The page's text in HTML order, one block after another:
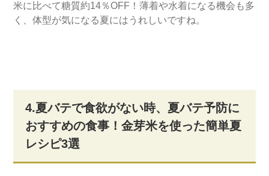
米に比べて糖質約14％OFF！薄着や水着になる機会も多
く、体型が気になる夏にはうれしいですね。
4.夏バテで食欲がない時、夏バテ予防に
おすすめの食事！金芽米を使った簡単夏
レシピ3選